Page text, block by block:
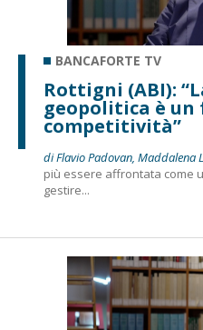
BANCAFORTE TV
Rottigni (ABI):
geopolitica è
competitività”
di Flavio Padovan, Maddalena
più essere affrontata come
gestire...